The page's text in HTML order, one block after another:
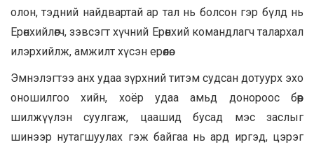
олон, тэдний найдвартай ар тал нь болсон гэр бүлд нь
Ерөнхийлөгч, зэвсэгт хүчний Ерөнхий командлагч талархал
илэрхийлж, амжилт хүсэн ерөөлөө.
Эмнэлэгтээ анх удаа зүрхний титэм судсан дотуурх эхо
оношилгоо хийн, хоёр удаа амьд донороос бөөр
шилжүүлэн суулгаж, цаашид бусад мэс заслыг
шинээр нутагшуулах гэж байгаа нь ард иргэд, цэрэг